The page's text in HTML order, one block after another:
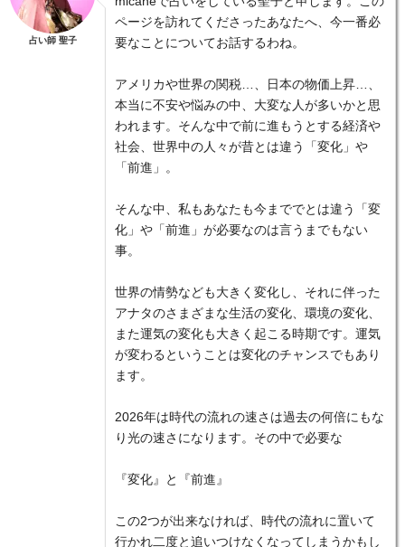
占い師 聖子
ページを訪れてくださったあなたへ、今一番必
要なことについてお話するわね。
アメリカや世界の関税…、日本の物価上昇…、
本当に不安や悩みの中、大変な人が多いかと思
われます。そんな中で前に進もうとする経済や
社会、世界中の人々が昔とは違う「変化」や
「前進」。
そんな中、私もあなたも今まででとは違う「変
化」や「前進」が必要なのは言うまでもない
事。
世界の情勢なども大きく変化し、それに伴った
アナタのさまざまな生活の変化、環境の変化、
また運気の変化も大きく起こる時期です。運気
が変わるということは変化のチャンスでもあり
ます。
2026年は時代の流れの速さは過去の何倍にもな
り光の速さになります。その中で必要な
『変化』と『前進』
この2つが出来なければ、時代の流れに置いて
行かれ二度と追いつけなくなってしまうかもし